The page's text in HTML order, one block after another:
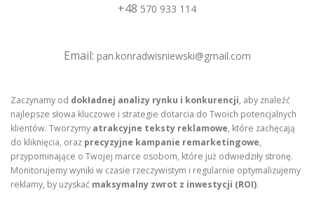
+48 570 933 114
Email: pan.konradwisniewski@gmail.com
Zaczynamy od dokładnej analizy rynku i konkurencji, aby znaleźć
najlepsze słowa kluczowe i strategie dotarcia do Twoich potencjalnych
klientów. Tworzymy atrakcyjne teksty reklamowe, które zachęcają
do kliknięcia, oraz precyzyjne kampanie remarketingowe,
przypominające o Twojej marce osobom, które już odwiedziły stronę.
Monitorujemy wyniki w czasie rzeczywistym i regularnie optymalizujemy
reklamy, by uzyskać maksymalny zwrot z inwestycji (ROI).